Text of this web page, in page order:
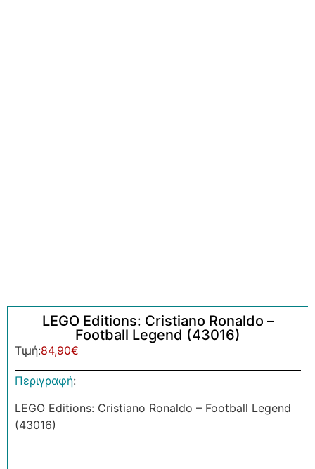
LEGO Editions: Cristiano Ronaldo –
Football Legend (43016)
Τιμή:84,90€
Περιγραφή:
LEGO Editions: Cristiano Ronaldo – Football Legend
(43016)